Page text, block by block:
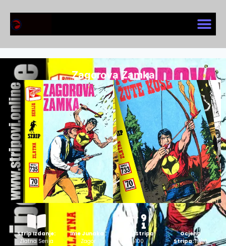
Zagorova Zamka
Strip Izdanje:
Zlatna Serija
Ime Junaka :
Zagor
Broj Stripa:
100
Ocjena
Stripa:10/10